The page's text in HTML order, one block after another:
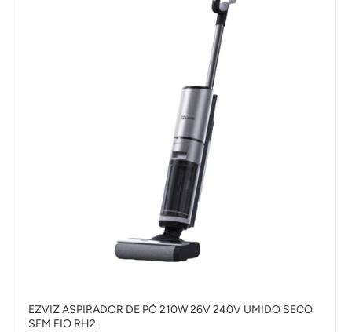
EZVIZ ASPIRADOR DE PÓ 210W 26V 240V UMIDO SECO
SEM FIO RH2